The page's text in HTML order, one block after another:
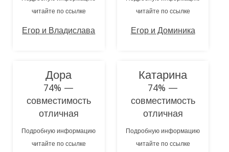
читайте по ссылке
Егор и Владислава
читайте по ссылке
Егор и Доминика
Дора
74% —
совместимость
отличная
Подробную информацию
читайте по ссылке
Катарина
74% —
совместимость
отличная
Подробную информацию
читайте по ссылке